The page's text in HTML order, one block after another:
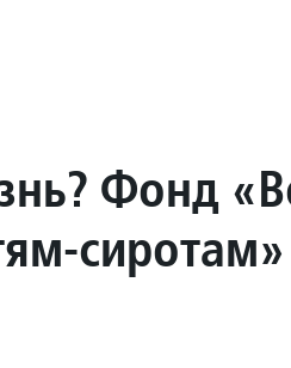
Фонд
сиротам»